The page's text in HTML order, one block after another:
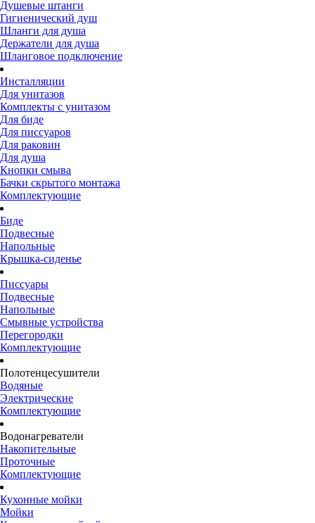
Душевые штанги
Гигиенический душ
Шланги для душа
Держатели для душа
Шланговое подключение
Инсталляции
Для унитазов
Комплекты с унитазом
Для биде
Для писсуаров
Для раковин
Для душа
Кнопки смыва
Бачки скрытого монтажа
Комплектующие
Биде
Подвесные
Напольные
Крышка-сиденье
Писсуары
Подвесные
Напольные
Смывные устройства
Перегородки
Комплектующие
Полотенцесушители
Водяные
Электрические
Комплектующие
Водонагреватели
Накопительные
Проточные
Комплектующие
Кухонные мойки
Мойки